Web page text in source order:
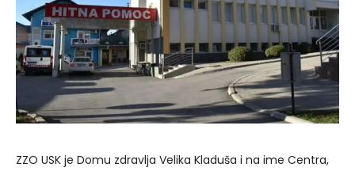
ZZO USK je Domu zdravlja Velika Kladuša i na ime Centra,